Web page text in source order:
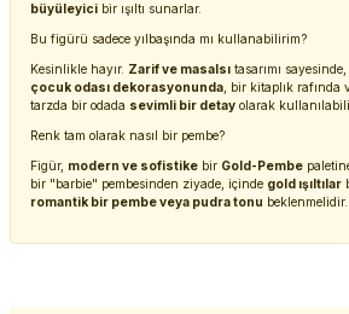
büyüleyici bir ışıltı sunarlar.
Bu figürü sadece yılbaşında mı kullanabilirim?
Kesinlikle hayır. Zarif ve masalsı tasarımı
çocuk odası dekorasyonunda , bir kitaplık rafında
tarzda bir odada sevimli bir detay olarak
Renk tam olarak nasıl bir pembe?
Figür, modern ve sofistike bir Gold-Pembe
bir "barbie" pembesinden ziyade, içinde gold ışıltılar
romantik bir pembe veya pudra tonu beklenmelidir.